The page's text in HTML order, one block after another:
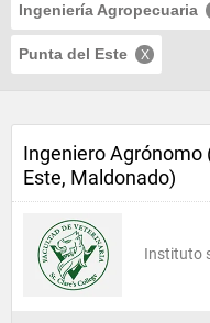
Ingeniería Agropecuaria
Punta del Este
Ingeniero Agrónomo
Este, Maldonado)
Instituto